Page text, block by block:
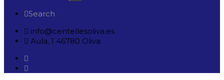
Search
info@centellesoliva.es
Aula, 1 46780 Oliva